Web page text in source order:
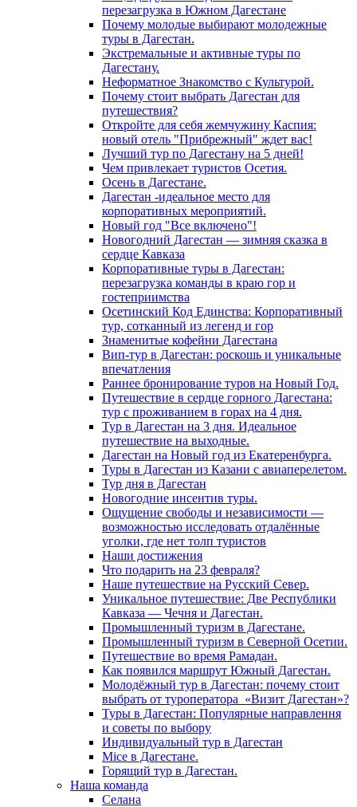
перезагрузка в Южном Дагестане
Почему молодые выбирают молодежные
туры в Дагестан.
Экстремальные и активные туры по
Дагестану.
Неформатное Знакомство с Культурой.
Почему стоит выбрать Дагестан для
путешествия?
Откройте для себя жемчужину Каспия:
новый отель "Прибрежный" ждет вас!
Лучший тур по Дагестану на 5 дней!
Чем привлекает туристов Осетия.
Осень в Дагестане.
Дагестан -идеальное место для
корпоративных мероприятий.
Новый год "Все включено"!
Новогодний Дагестан — зимняя сказка в
сердце Кавказа
Корпоративные туры в Дагестан:
перезагрузка команды в краю гор и
гостеприимства
Осетинский Код Единства: Корпоративный
тур, сотканный из легенд и гор
Знаменитые кофейни Дагестана
Вип-тур в Дагестан: роскошь и уникальные
впечатления
Раннее бронирование туров на Новый Год.
Путешествие в сердце горного Дагестана:
тур с проживанием в горах на 4 дня.
Тур в Дагестан на 3 дня. Идеальное
путешествие на выходные.
Дагестан на Новый год из Екатеренбурга.
Туры в Дагестан из Казани с авиаперелетом.
Тур дня в Дагестан
Новогодние инсентив туры.
Ощущение свободы и независимости —
возможностью исследовать отдалённые
уголки, где нет толп туристов
Наши достижения
Что подарить на 23 февраля?
Наше путешествие на Русский Север.
Уникальное путешествие: Две Республики
Кавказа — Чечня и Дагестан.
Промышленный туризм в Дагестане.
Промышленный туризм в Северной Осетии.
Путешествие во время Рамадан.
Как появился маршрут Южный Дагестан.
Молодёжный тур в Дагестан: почему стоит
выбрать от туроператора «Визит Дагестан»?
Туры в Дагестан: Популярные направлення
и советы по выбору
Индивидуальный тур в Дагестан
Mice в Дагестане.
Горящий тур в Дагестан.
Наша команда
Селана